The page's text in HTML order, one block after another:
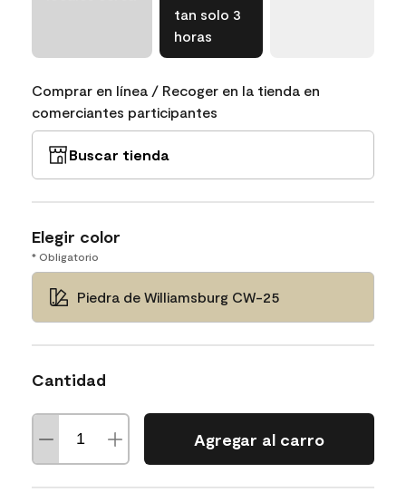
tan solo 3
horas
Comprar en línea / Recoger en la tienda en
comerciantes participantes
Buscar tienda
Elegir color
* Obligatorio
Piedra de Williamsburg CW-25
Cantidad
Agregar al carro